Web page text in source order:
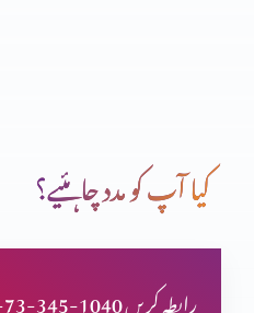
یسوع مسیح کی الوہیت (حصہ 3)
کیا آپ کو مدد چاہئیے؟
+27-73-345-1040 رابطہ کریں